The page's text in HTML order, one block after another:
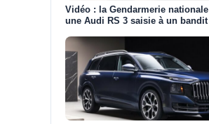
Vidéo : la Gendarmerie
une Audi RS 3 saisie à un bandit